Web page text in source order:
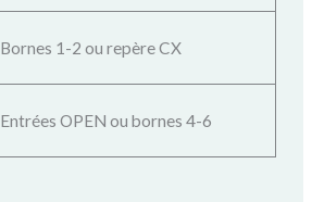
Bornes 1-2 ou repère CX
Entrées OPEN ou bornes 4-6